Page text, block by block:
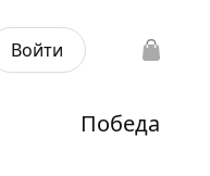
Войти
Победа